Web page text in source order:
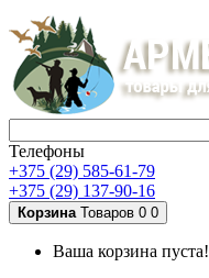
Телефоны
+375 (29) 585-61-79
+375 (29) 137-90-16
Корзина Товаров 0 0
Ваша корзина пуста!